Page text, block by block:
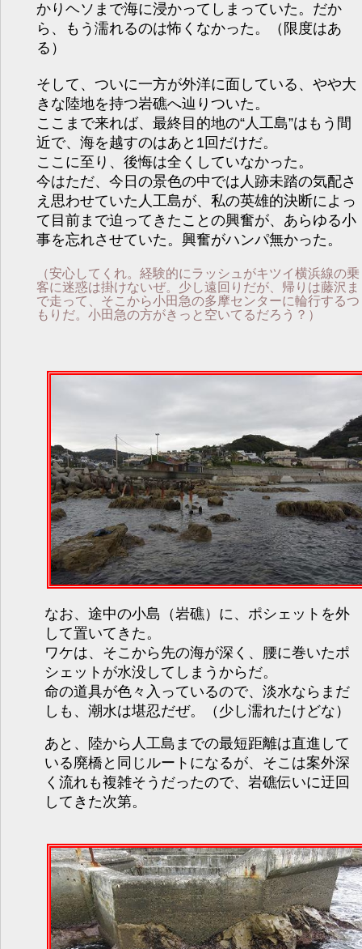
かりヘソまで海に浸かってしまっていた。だか
ら、もう濡れるのは怖くなかった。（限度はあ
る）
そして、ついに一方が外洋に面している、やや大
きな陸地を持つ岩礁へ辿りついた。
ここまで来れば、最終目的地の“人工島”はもう間
近で、海を越すのはあと1回だけだ。
ここに至り、後悔は全くしていなかった。
今はただ、今日の景色の中では人跡未踏の気配さ
え思わせていた人工島が、私の英雄的決断によっ
て目前まで迫ってきたことの興奮が、あらゆる小
事を忘れさせていた。興奮がハンパ無かった。
（安心してくれ。経験的にラッシュがキツイ横浜線の乗
客に迷惑は掛けないぜ。少し遠回りだが、帰りは藤沢ま
で走って、そこから小田急の多摩センターに輪行するつ
もりだ。小田急の方がきっと空いてるだろう？）
なお、途中の小島（岩礁）に、ポシェットを外
して置いてきた。
ワケは、そこから先の海が深く、腰に巻いたポ
シェットが水没してしまうからだ。
命の道具が色々入っているので、淡水ならまだ
しも、潮水は堪忍だぜ。（少し濡れたけどな）
あと、陸から人工島までの最短距離は直進して
いる廃橋と同じルートになるが、そこは案外深
く流れも複雑そうだったので、岩礁伝いに迂回
してきた次第。